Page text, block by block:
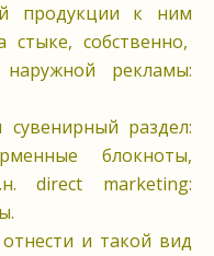
продукции к ним
собственно,
рекламы:
раздел:
блокноты,
direct marketing:
и такой вид